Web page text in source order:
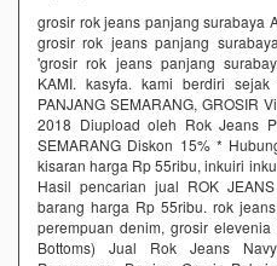
grosir rok jeans panjang surabaya
grosir rok jeans panjang
'grosir rok jeans panjang
KAMI. kasyfa. kami berdiri
PANJANG SEMARANG, GROSIR
2018 Diupload oleh Rok Jeans
SEMARANG Diskon 15% *
kisaran harga Rp 55ribu, inkuiri
Hasil pencarian jual ROK
barang harga Rp 55ribu. rok
perempuan denim, grosir
Bottoms) Jual Rok Jeans